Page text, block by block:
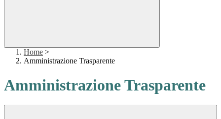
Home >
Amministrazione Trasparente
Amministrazione Trasparente